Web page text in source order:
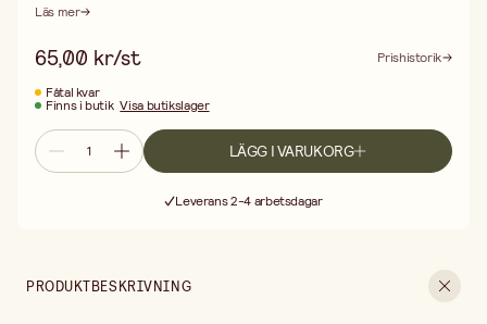
användas på ytor av plast, metall och resin.
Citadel Technical Ardcoat klarlack levereras i en praktisk burk
som rymmer 24 ml. Perfekt för att bevara detaljer och förlänga
hållbarheten på dina miniatyrer.
Så använder du Citadel Technical Ardcoat:Förberedelse:Se till
när det appliceras på en redan färdigmålad och torr yta.
Applicering:Doppa penseln i Ardcoat och ta upp en liten mängd.
Läs mer
65,00 kr/st
Prishistorik
Fåtal kvar
Finns i butik Visa butikslager
LÄGG I VARUKORG
Leverans 2-4 arbetsdagar
PRODUKTBESKRIVNING